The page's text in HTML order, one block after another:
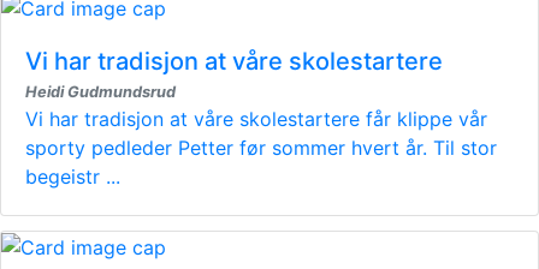
Vi har tradisjon at våre skolestartere
Heidi Gudmundsrud
Vi har tradisjon at våre skolestartere får klippe vår
sporty pedleder Petter før sommer hvert år. Til stor
begeistr ...